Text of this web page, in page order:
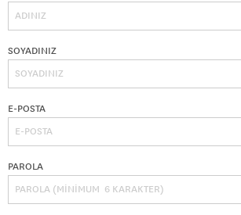
SOYADINIZ
E-POSTA
PAROLA